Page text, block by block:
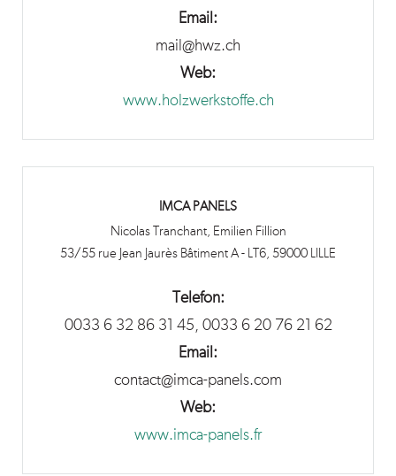
Email:
mail@hwz.ch
Web:
www.holzwerkstoffe.ch
IMCA PANELS
Nicolas Tranchant, Emilien Fillion
53/55 rue Jean Jaurès Bâtiment A - LT6, 59000 LILLE
Telefon:
0033 6 32 86 31 45, 0033 6 20 76 21 62
Email:
contact@imca-panels.com
Web:
www.imca-panels.fr